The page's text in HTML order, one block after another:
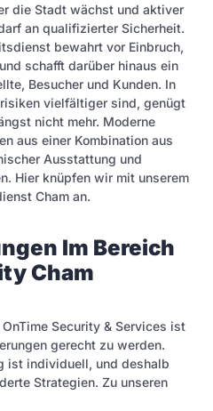
die Stadt wächst und aktiver
an qualifizierter Sicherheit.
bewahrt vor Einbruch,
schafft darüber hinaus ein
Besucher und Kunden. In
vielfältiger sind, genügt
nicht mehr. Moderne
aus einer Kombination aus
Ausstattung und
Hier knüpfen wir mit unserem
Cham an.
Im Bereich
Cham
Security & Services ist
gerecht zu werden.
ist individuell, und deshalb
Strategien. Zu unseren